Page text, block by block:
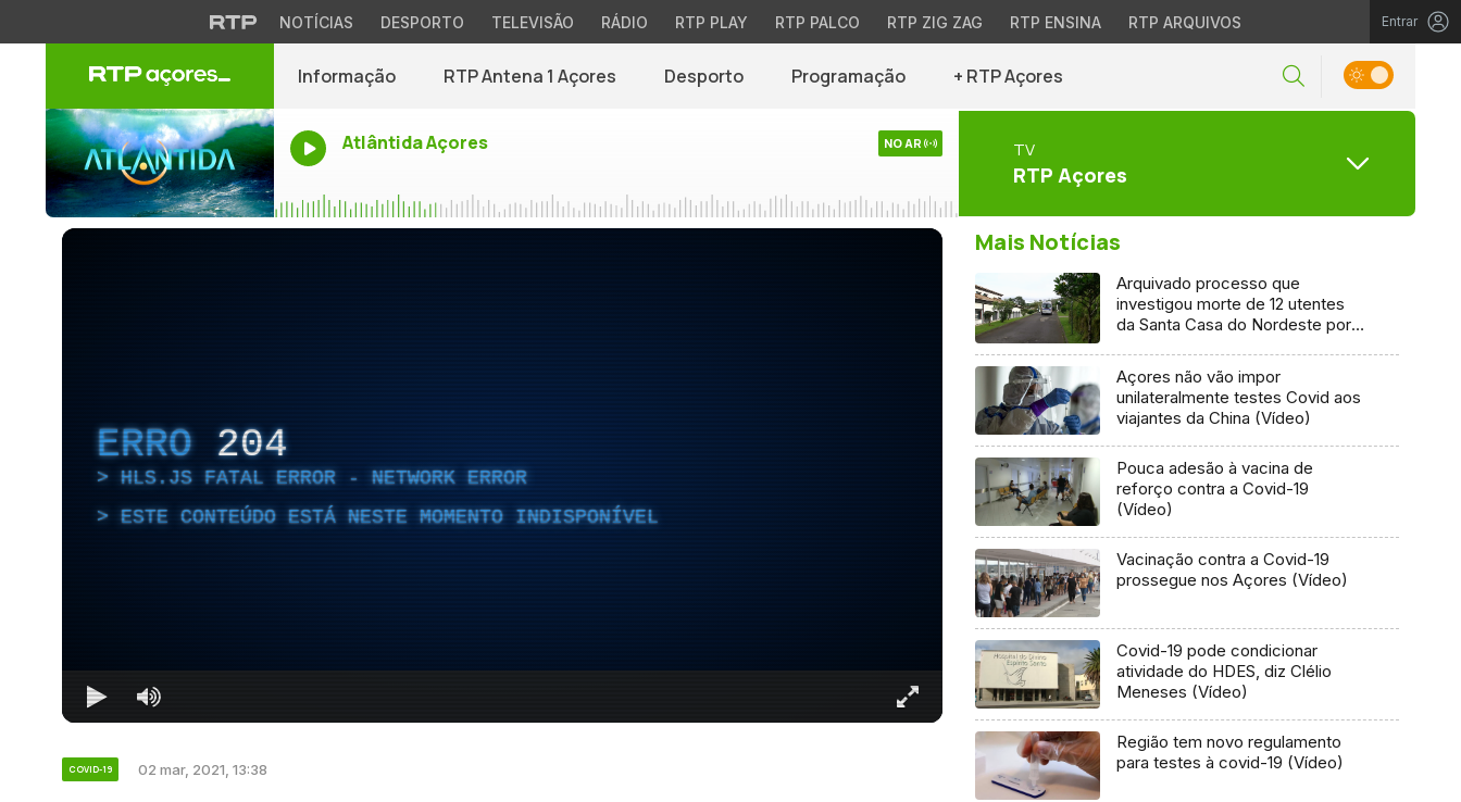
NOTÍCIAS DESPORTO TELEVISÃO RÁDIO RTP PLAY RTP PALCO RTP ZIG ZAG RTP ENSINA RTP ARQUIVOS Entrar
Informação RTP Antena 1 Açores Desporto Programação + RTP Açores
Atlântida Açores NO AR TV
RTP Açores
ERRO 204
HLS.JS FATAL ERROR - NETWORK ERROR
ESTE CONTEÚDO ESTÁ NESTE MOMENTO INDISPONÍVEL
COVID-19 02 mar, 2021, 13:38
Mais Notícias
Arquivado processo que
investigou morte de 12 utentes
da Santa Casa do Nordeste por
Açores não vão impor
unilateralmente testes Covid aos
viajantes da China (Vídeo)
Pouca adesão à vacina de
reforço contra a Covid-19
(Vídeo)
Vacinação contra a Covid-19
prossegue nos Açores (Vídeo)
Covid-19 pode condicionar
atividade do HDES, diz Clélio
Meneses (Vídeo)
Região tem novo regulamento
para testes à covid-19 (Vídeo)